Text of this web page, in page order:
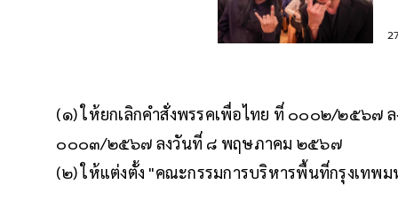
(๑) ให้ยกเลิกคำสั่งพรรคเพื่อไทย ที่ ๐๐๐๒/๒๕๖๗
๐๐๐๓/๒๕๖๗ ลงวันที่ ๘ พฤษภาคม ๒๕๖๗
(๒) ให้แต่งตั้ง "คณะกรรมการบริหารพื้นที่กรุงเทพ